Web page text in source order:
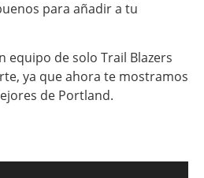
para añadir a tu
equipo de solo Trail Blazers
ya que ahora te mostramos
de Portland.